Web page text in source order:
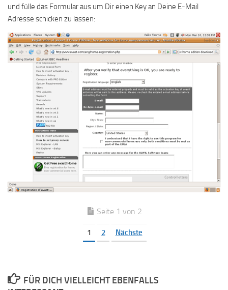
und fülle das Formular aus um Dir einen Key an Deine E-Mail
Adresse schicken zu lassen:
Seite 1 von 2
1 2 Nächste
FÜR DICH VIELLEICHT EBENFALLS